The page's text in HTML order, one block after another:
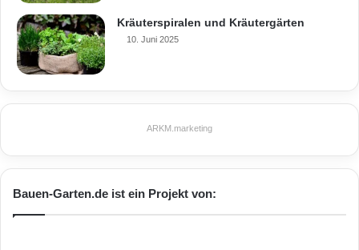
Kräuterspiralen und Kräutergärten
10. Juni 2025
ARKM.marketing
Bauen-Garten.de ist ein Projekt von: